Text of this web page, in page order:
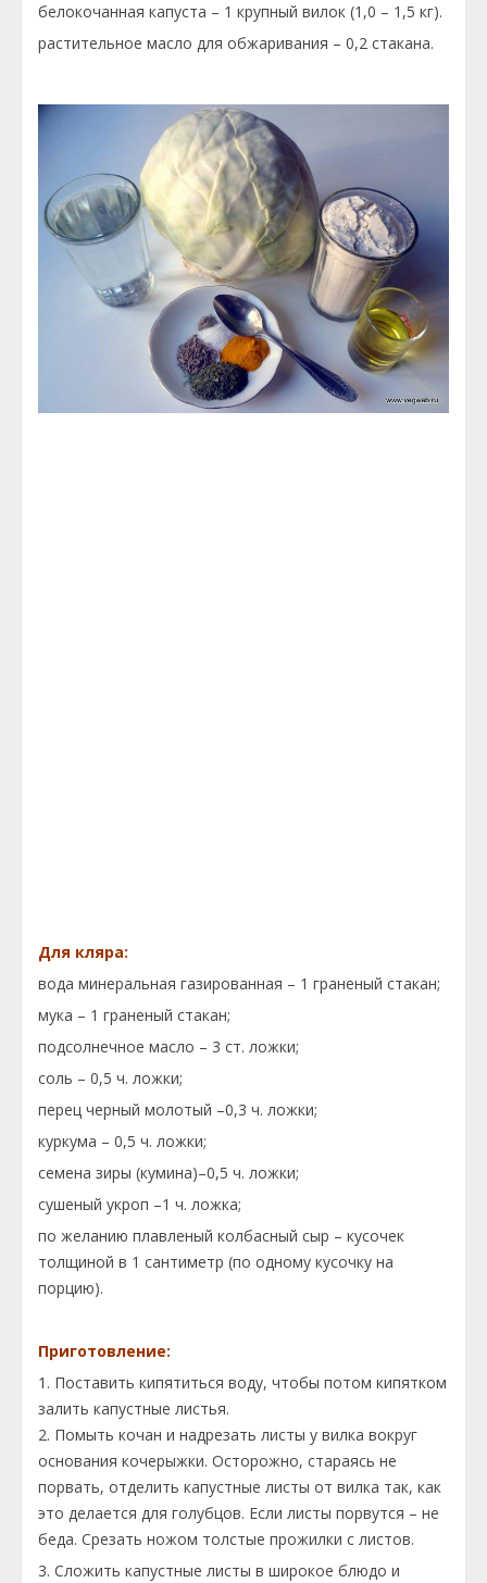
белокочанная капуста – 1 крупный вилок (1,0 – 1,5 кг).
растительное масло для обжаривания – 0,2 стакана.
Для кляра:
вода минеральная газированная – 1 граненый стакан;
мука – 1 граненый стакан;
подсолнечное масло – 3 ст. ложки;
соль – 0,5 ч. ложки;
перец черный молотый –0,3 ч. ложки;
куркума – 0,5 ч. ложки;
семена зиры (кумина)–0,5 ч. ложки;
сушеный укроп –1 ч. ложка;
по желанию плавленый колбасный сыр – кусочек
толщиной в 1 сантиметр (по одному кусочку на
порцию).
Приготовление:
1. Поставить кипятиться воду, чтобы потом кипятком
залить капустные листья.
2. Помыть кочан и надрезать листы у вилка вокруг
основания кочерыжки. Осторожно, стараясь не
порвать, отделить капустные листы от вилка так, как
это делается для голубцов. Если листы порвутся – не
беда. Срезать ножом толстые прожилки с листов.
3. Сложить капустные листы в широкое блюдо и